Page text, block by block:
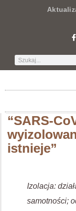
Aktualizacja
“SARS-
istnieje”
Izolacja:
samotności;